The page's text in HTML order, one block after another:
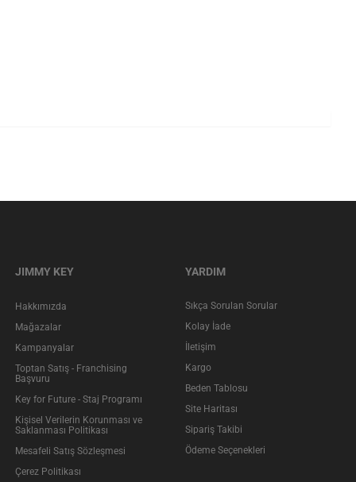
JIMMY KEY
Hakkımızda
Mağazalar
Kampanyalar
Toptan Satış - Franchising
Başvuru
Key for Future - Staj Programı
Kişisel Verilerin Korunması ve
Saklanması Politikası
Mesafeli Satış Sözleşmesi
Çerez Politikası
YARDIM
Sıkça Sorulan Sorular
Kolay İade
İletişim
Kargo
Beden Tablosu
Site Haritası
Sipariş Takibi
Ödeme Seçenekleri